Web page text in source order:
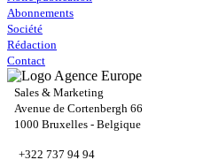
Abonnements
Société
Rédaction
Contact
Sales & Marketing
Avenue de Cortenbergh 66
1000 Bruxelles - Belgique
+322 737 94 94